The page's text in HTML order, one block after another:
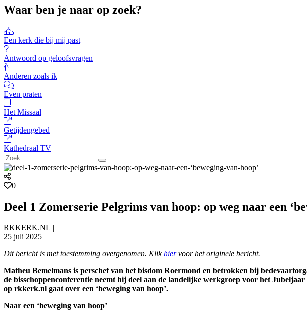
Waar ben je naar op zoek?
Een kerk die bij mij past
Antwoord op geloofsvragen
Anderen zoals ik
Even praten
Het Missaal
Getijdengebed
Kathedraal TV
0
Deel 1 Zomerserie Pelgrims van hoop: op weg naar een
RKKERK.NL |
25 juli 2025
Dit bericht is met toestemming overgenomen. Klikhiervoor het originele bericht.
Matheu Bemelmans is perschef van het bisdom Roermond en betrokken bij
de bisschoppenconferentie neemt hij deel aan de landelijke werkgroep voor het
op rkkerk.nl gaat over een ‘beweging van hoop’.
Naar een ‘beweging van hoop’